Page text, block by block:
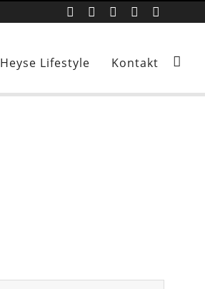
Heyse Lifestyle Kontakt